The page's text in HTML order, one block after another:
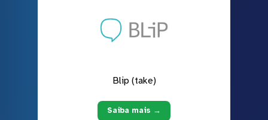
Blip (take)
Saiba mais →